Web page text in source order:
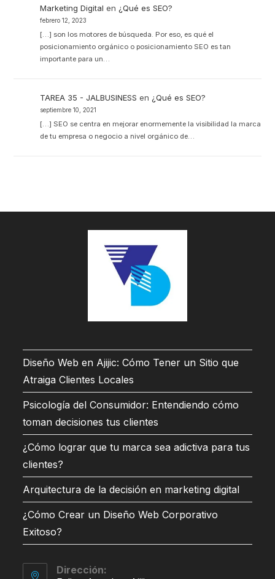
Marketing Digital en ¿Qué es SEO?
febrero 12, 2023
[…] son los motores de búsqueda. Por eso, es qué el
posicionamiento orgánico o posicionamiento SEO es tan
importante para un…
TAREA 35 - JALBUSINESS en ¿Qué es SEO?
septiembre 10, 2021
[…] SEO se centra en mejorar enormemente la visibilidad la marca
de tu empresa o negocio a nivel orgánico de…
Diseño Web en Ajijic: Cómo Tener un Sitio que
Atraiga Clientes Locales
Psicología del Consumidor: Entendiendo cómo
toman decisiones tus clientes
¿Cómo lograr que tu marca sea adictiva para tus
clientes?
Arquitectura de la decisión en marketing digital
¿Cómo Crear un Diseño Web Corporativo
Exitoso?
Dirección: